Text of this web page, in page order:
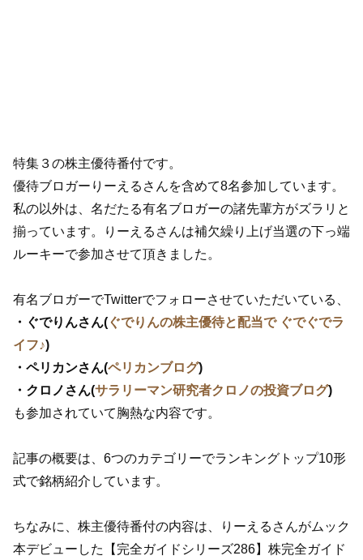
特集３の株主優待番付です。
優待ブロガーりーえるさんを含めて8名参加しています。
私の以外は、名だたる有名ブロガーの諸先輩方がズラリと
揃っています。りーえるさんは補欠繰り上げ当選の下っ端
ルーキーで参加させて頂きました。
有名ブロガーでTwitterでフォローさせていただいている、
・ぐでりんさん(ぐでりんの株主優待と配当で ぐでぐでラ
イフ♪)
・ペリカンさん(ペリカンブログ)
・クロノさん(サラリーマン研究者クロノの投資ブログ)
も参加されていて胸熱な内容です。
記事の概要は、6つのカテゴリーでランキングトップ10形
式で銘柄紹介しています。
ちなみに、株主優待番付の内容は、りーえるさんがムック
本デビューした【完全ガイドシリーズ286】株完全ガイド